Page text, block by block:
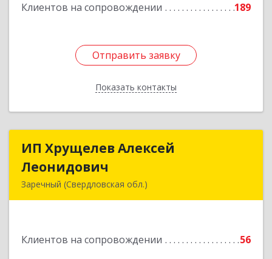
Клиентов на сопровождении 189
Отправить заявку
Показать контакты
Отправить заявку
Назад
ИП Хрущелев Алексей
Леонидович
Заречный (Свердловская обл.)
Клиентов на сопровождении 56
ИП Хрущелев Алексей
Подробнее